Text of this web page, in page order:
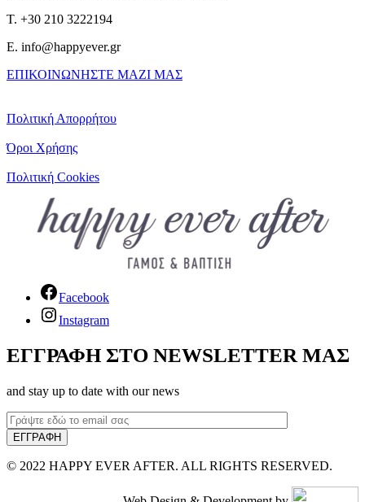
T. +30 210 3222194
E. info@happyever.gr
ΕΠΙΚΟΙΝΩΝΗΣΤΕ ΜΑΖΙ ΜΑΣ
Πολιτική Απορρήτου
Όροι Χρήσης
Πολιτική Cookies
Facebook
Instagram
ΕΓΓΡΑΦΗ ΣΤΟ NEWSLETTER ΜΑΣ
and stay up to date with our news
© 2022 HAPPY EVER AFTER. ALL RIGHTS RESERVED.